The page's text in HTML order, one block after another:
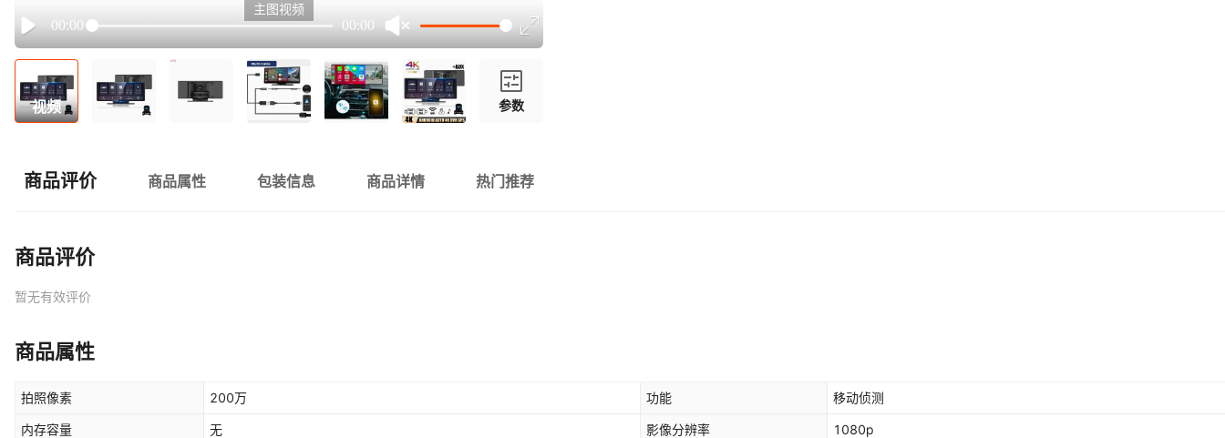
Play
00:00 00:00
主图视频
视频 参数
商品评价 商品属性 包装信息 商品详情 热门推荐
商品评价
暂无有效评价
商品属性
拍照像素 200万 功能 移动侦测
内存容量 无 影像分辨率 1080p